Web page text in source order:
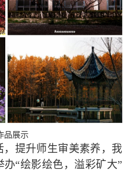
品展示
，提升师生审美素养，我
办“绘影绘色，溢彩矿大”